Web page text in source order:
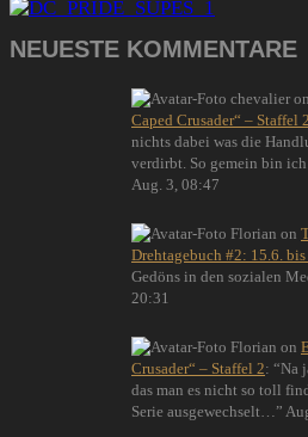
NEUESTE KOMMENTARE
chevalier on
Caped Crusader“ – Staffel 2
nichts dabei was die
verdirbt. So gemein bin
Aug. 3, 08:47
Florian on
Drehtagebuch #2: 15.6.
Gedöns in den sozialen
20:31
Florian on
Crusader“ – Staffel 2: “Na
das man es nicht so toll
Serie ausgewechselt… ”